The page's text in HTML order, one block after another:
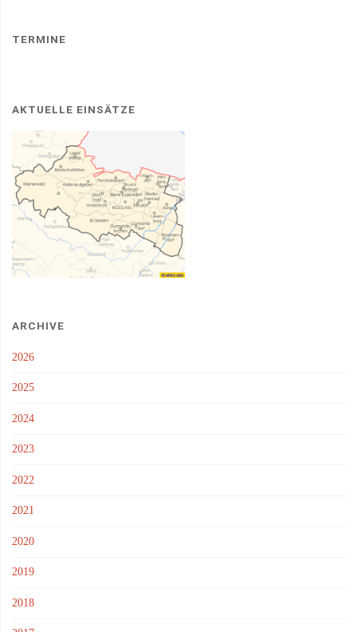
TERMINE
AKTUELLE EINSÄTZE
ARCHIVE
2026
2025
2024
2023
2022
2021
2020
2019
2018